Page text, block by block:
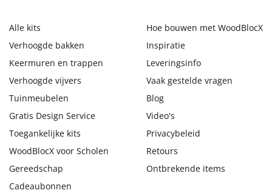
Alle kits
Verhoogde bakken
Keermuren en trappen
Verhoogde vijvers
Tuinmeubelen
Gratis Design Service
Toegankelijke kits
WoodBlocX voor Scholen
Gereedschap
Cadeaubonnen
Hoe bouwen met WoodBlocX
Inspiratie
Leveringsinfo
Vaak gestelde vragen
Blog
Video's
Privacybeleid
Retours
Ontbrekende items